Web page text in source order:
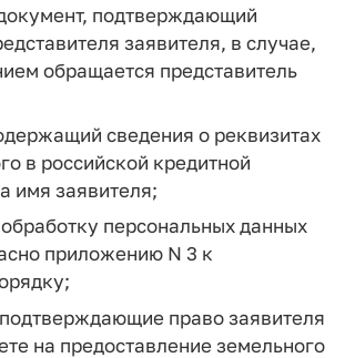
подтверждающий
заявителя, в случае,
обращается представитель
сведения о реквизитах
в российской кредитной
имя заявителя;
персональных данных
приложению N 3 к
право заявителя
на предоставление земельного